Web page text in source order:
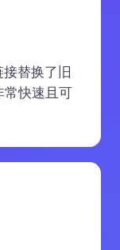
接替换了旧
常快速且可